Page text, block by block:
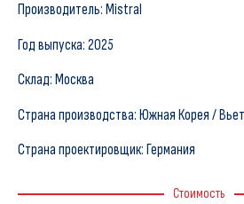
Производитель: Mistral
Год выпуска: 2025
Склад: Москва
Страна производства: Южная Корея /
Страна проектировщик: Германия
Стоимость